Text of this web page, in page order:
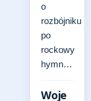
o
rozbójniku
po
rockowy
hymn…
Woje